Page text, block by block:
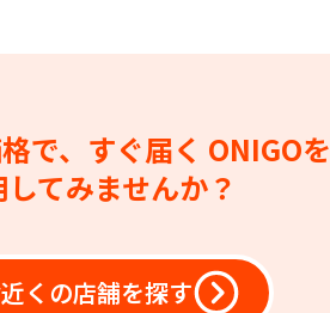
で、すぐ届く ONIGOを
してみませんか？
くの店舗を探す